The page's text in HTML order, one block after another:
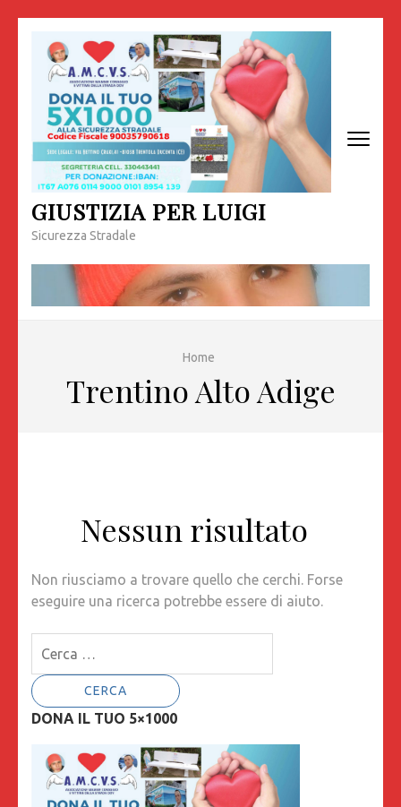
contenuto
(premi
invio)
GIUSTIZIA PER LUIGI
Sicurezza Stradale
Home
Trentino Alto Adige
Nessun risultato
Non riusciamo a trovare quello che cerchi. Forse
eseguire una ricerca potrebbe essere di aiuto.
per:
DONA IL TUO 5×1000